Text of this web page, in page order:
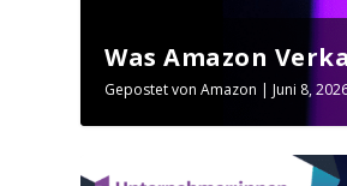
Was Amazon
Gepostet vonAmazon | Juni 8,